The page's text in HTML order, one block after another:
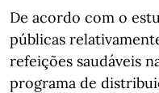
De acordo com o
públicas
refeições saudáveis
programa de